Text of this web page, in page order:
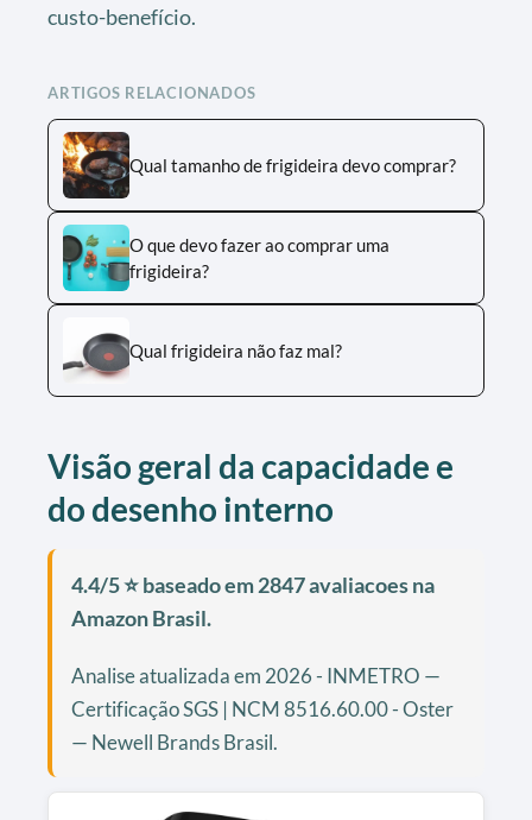
custo-benefício.
ARTIGOS RELACIONADOS
Qual tamanho de frigideira devo comprar?
O que devo fazer ao comprar uma
frigideira?
Qual frigideira não faz mal?
Visão geral da capacidade e
do desenho interno
4.4/5 ⭐ baseado em 2847 avaliacoes na
Amazon Brasil.
Analise atualizada em 2026 - INMETRO —
Certificação SGS | NCM 8516.60.00 - Oster
— Newell Brands Brasil.